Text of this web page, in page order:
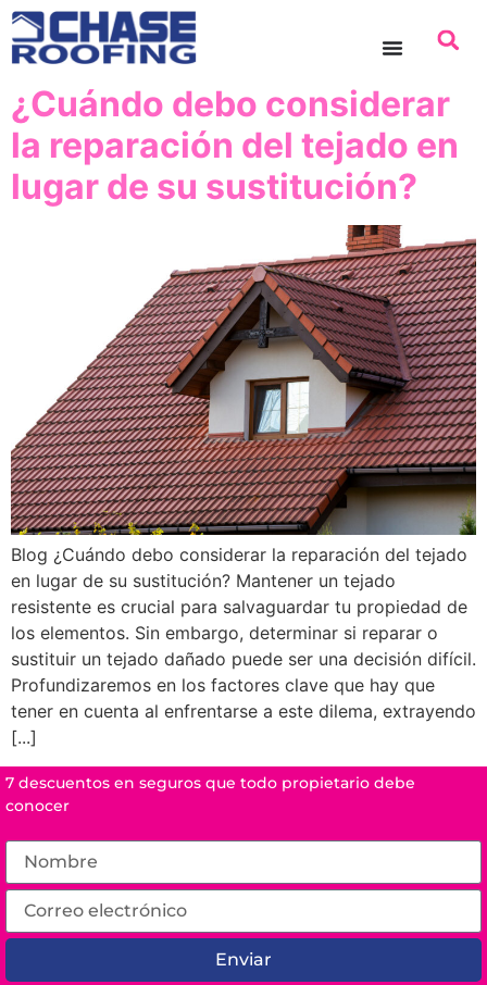
contenido
¿Cuándo debo considerar
la reparación del tejado en
lugar de su sustitución?
Blog ¿Cuándo debo considerar la reparación del tejado
en lugar de su sustitución? Mantener un tejado
resistente es crucial para salvaguardar tu propiedad de
los elementos. Sin embargo, determinar si reparar o
sustituir un tejado dañado puede ser una decisión difícil.
Profundizaremos en los factores clave que hay que
tener en cuenta al enfrentarse a este dilema, extrayendo
[...]
7 descuentos en seguros que todo propietario debe
conocer
Enviar